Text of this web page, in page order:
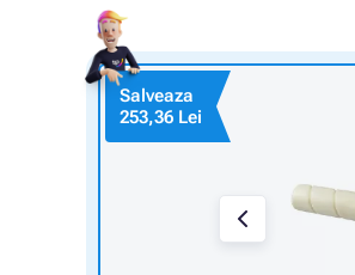
Salveaza
253,36 Lei